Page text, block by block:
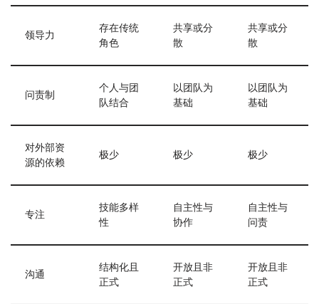
领导力
存在传统
角色
共享或分
散
共享或分
散
问责制
个人与团
队结合
以团队为
基础
以团队为
基础
对外部资
源的依赖
极少 极少 极少
专注
技能多样
性
自主性与
协作
自主性与
问责
沟通
结构化且
正式
开放且非
正式
开放且非
正式